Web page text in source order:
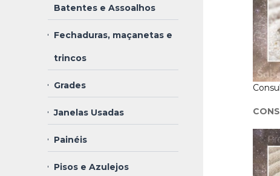
Batentes e Assoalhos
Fechaduras, maçanetas e
trincos
Grades
Janelas Usadas
Painéis
Pisos e Azulejos